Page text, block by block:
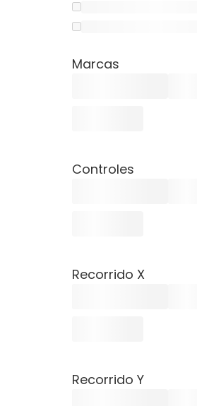
Marcas
Controles
Recorrido X
Recorrido Y